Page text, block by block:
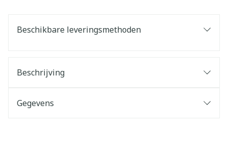
Beschikbare leveringsmethoden
Beschrijving
Gegevens